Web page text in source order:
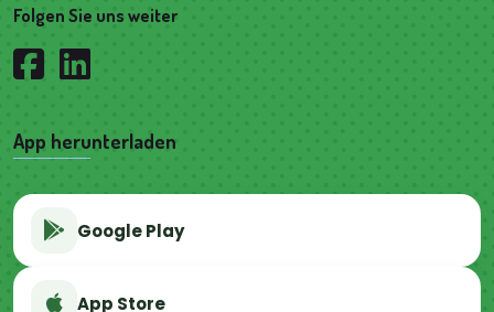
Folgen Sie uns weiter
App herunterladen
Google Play
App Store